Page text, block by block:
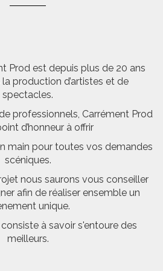
Prod est depuis plus de 20 ans
production d’artistes et de
spectacles.
professionnels, Carrément Prod
d’honneur à offrir
main pour toutes vos demandes
scéniques.
nous saurons vous conseiller
afin de réaliser ensemble un
unique.
à savoir s'entoure des
meilleurs.